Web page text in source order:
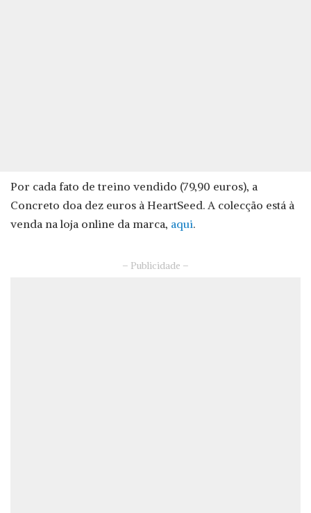
Por cada fato de treino vendido (79,90 euros), a
Concreto doa dez euros à HeartSeed. A colecção está à
venda na loja online da marca, aqui.
– Publicidade –